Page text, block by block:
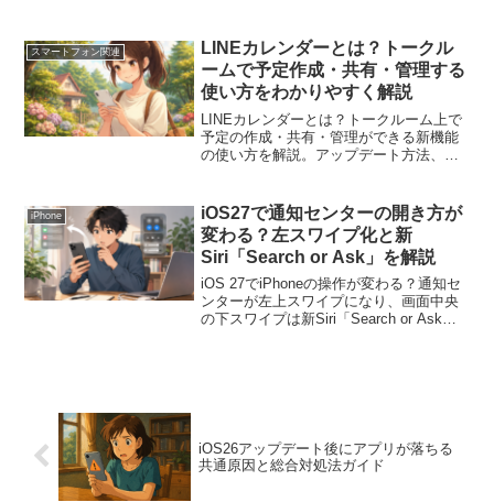
スマートフォン関連
LINEカレンダーとは？トークル
ームで予定作成・共有・管理する
使い方をわかりやすく解説
LINEカレンダーとは？トークルーム上で
予定の作成・共有・管理ができる新機能
の使い方を解説。アップデート方法、通
ントもまとめました。
iPhone
iOS27で通知センターの開き方が
変わる？左スワイプ化と新
Siri「Search or Ask」を解説
iOS 27でiPhoneの操作が変わる？通知セ
ンターが左上スワイプになり、画面中央
の下スワイプは新Siri「Search or Ask」
iOS26アップデート後にアプリが落ちる
共通原因と総合対処法ガイド